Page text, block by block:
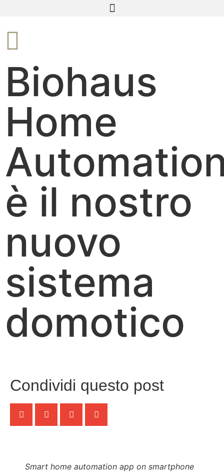
Biohaus
Home
è il nostro
nuovo
sistema
domotico
Condividi questo post
Smart home automation app on smartphone